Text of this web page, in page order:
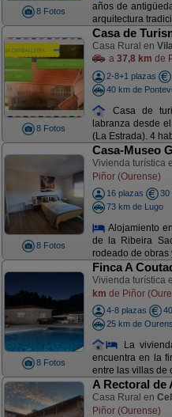
8 Fotos
años de
arquitectura
8 Fotos
Casa de
Casa Rural en
a 37,8 km de
2-8+1 plazas
40 km de
Casa de
labranza desde
(La Estrada). 4
8 Fotos
Casa-Museo
Vivienda turística
Piñor (Ourense)
16 plazas
30
73 km de Lugo
Alojamiento
de la Ribeira
rodeado de obras
8 Fotos
Finca A
Vivienda turística
km de Piñor
4-8 plazas
25 km de
La
encuentra en la
entre las villas de
A Rectoral de
Casa Rural en
Piñor (Ourense)